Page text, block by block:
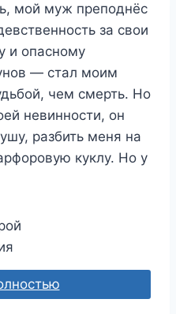
мой муж преподнёс
за свои
и опасному
— стал моим
чем смерть. Но
невинности, он
разбить меня на
куклу. Но у